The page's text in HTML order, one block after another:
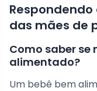
das mães de
Como saber se
alimentado?
Um bebê bem